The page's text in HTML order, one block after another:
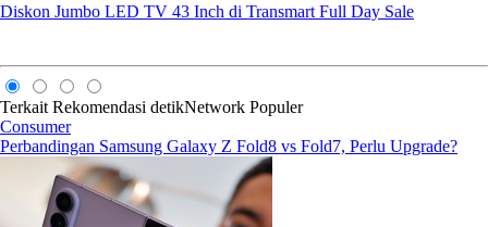
Diskon Jumbo LED TV 43 Inch di Transmart Full Day Sale
Terkait Rekomendasi detikNetwork Populer
Consumer
Perbandingan Samsung Galaxy Z Fold8 vs Fold7, Perlu Upgrade?